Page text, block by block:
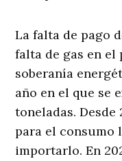
La falta de pago
falta de gas en el
soberanía
año en el que se
toneladas.
para el consumo
importarlo. En